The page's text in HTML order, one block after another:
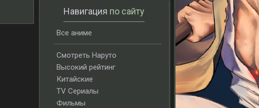
Навигация по сайту
Все аниме
Смотреть Наруто
Высокий рейтинг
Китайские
TV Сериалы
Фильмы